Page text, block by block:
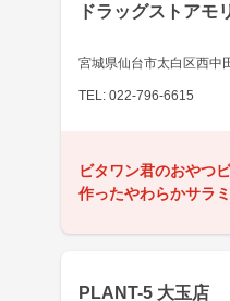
ドラッグストアモ
宮城県仙台市太白区西中
TEL: 022-796-6615
ビタワン君のおやつ
作ったやわらかサラ
PLANT-5 大玉店